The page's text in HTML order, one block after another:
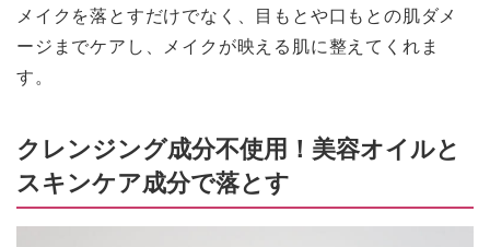
メイクを落とすだけでなく、目もとや口もとの肌ダメ
ージまでケアし、メイクが映える肌に整えてくれま
す。
クレンジング成分不使用！美容オイルと
スキンケア成分で落とす